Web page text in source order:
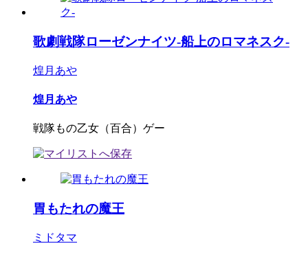
歌劇戦隊ローゼンナイツ-船上のロマネスク-
煌月あや
煌月あや
戦隊もの乙女（百合）ゲー
胃もたれの魔王
ミドタマ